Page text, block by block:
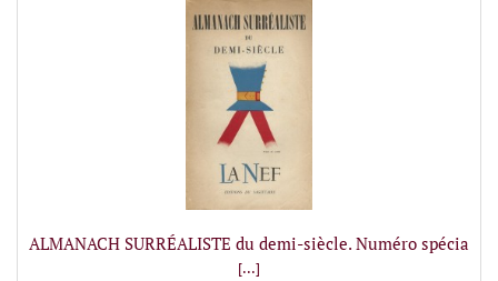
ALMANACH SURRÉALISTE du demi-siècle. Numéro spécia
[...]